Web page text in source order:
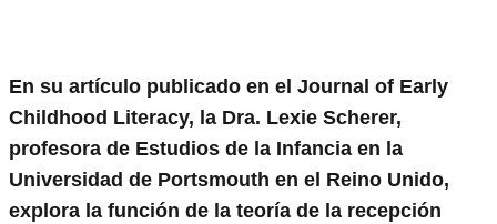
En su artículo publicado en el Journal of Early
Childhood Literacy, la Dra. Lexie Scherer,
profesora de Estudios de la Infancia en la
Universidad de Portsmouth en el Reino Unido,
explora la función de la teoría de la recepción